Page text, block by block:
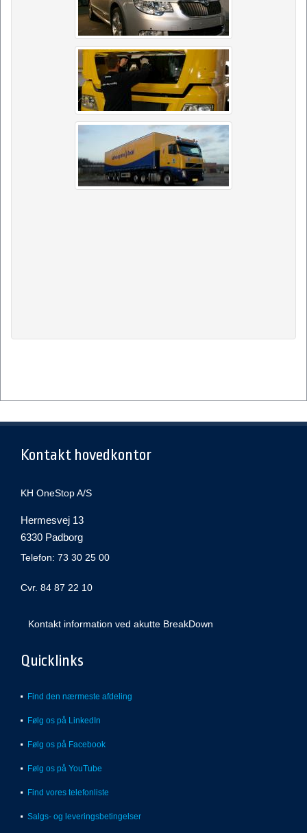
Kontakt hovedkontor
KH OneStop A/S
Hermesvej 13
6330 Padborg
Telefon: 73 30 25 00
Cvr. 84 87 22 10
Kontakt information ved akutte BreakDown
Quicklinks
Find den nærmeste afdeling
Følg os på LinkedIn
Følg os på Facebook
Følg os på YouTube
Find vores telefonliste
Salgs- og leveringsbetingelser